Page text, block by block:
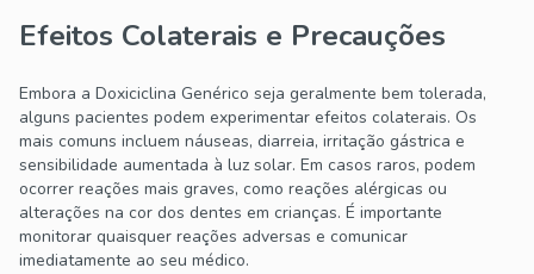
Efeitos Colaterais e Precauções
Embora a Doxiciclina Genérico seja geralmente bem tolerada,
alguns pacientes podem experimentar efeitos colaterais. Os
mais comuns incluem náuseas, diarreia, irritação gástrica e
sensibilidade aumentada à luz solar. Em casos raros, podem
ocorrer reações mais graves, como reações alérgicas ou
alterações na cor dos dentes em crianças. É importante
monitorar quaisquer reações adversas e comunicar
imediatamente ao seu médico.